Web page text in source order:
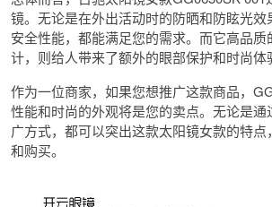
镜。无论是在外出活动时的防晒和防眩光效
安全性能，都能满足您的需求。而它高品
计，则给人带来了额外的眼部保护和时尚体
作为一位商家，如果您想推广这款商品，
性能和时尚的外观将是您的卖点。无论是通
广方式，都可以突出这款太阳镜女款的特
和购买。